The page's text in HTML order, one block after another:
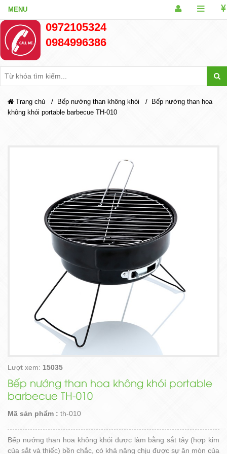
0972105324
0984996386
Trang chủ / Bếp nướng than không khói / Bếp nướng than hoa
không khói portable barbecue TH-010
Lượt xem: 15035
Bếp nướng than hoa không khói portable
barbecue TH-010
Mã sản phẩm : th-010
​Bếp nướng than hoa không khói được làm bằng sắt tây (hợp kim
của sắt và thiếc) bền chắc, có khả năng chịu được sự ăn mòn của